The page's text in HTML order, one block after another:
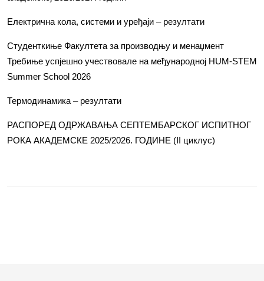
Електрична кола, системи и уређаји – резултати
Студенткиње Факултета за производњу и менаџмент
Требиње успјешно учествовале на међународној HUM-STEM
Summer School 2026
Термодинамика – резултати
РАСПОРЕД ОДРЖАВАЊА СЕПТЕМБАРСКОГ ИСПИТНОГ
РОКА АКАДЕМСКЕ 2025/2026. ГОДИНЕ (II циклус)